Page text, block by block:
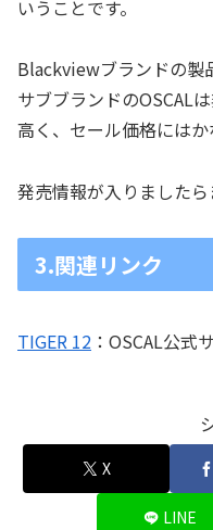
いうことです。
Blackviewブランドの製
サブブランドのOSCAL
高く、セール価格にはか
発売情報が入りましたら
3.関連リンク
TIGER 12 ：OSCAL公式
X
LINE